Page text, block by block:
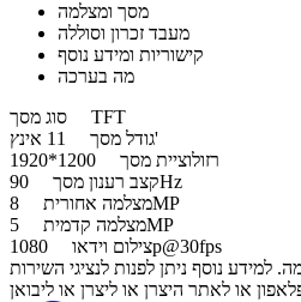
מסך ומצלמה
מעבד זכרון וסוללה
קישוריות ומידע נוסף
מה בערכה
סוג מסך TFT
גודל מסך11 אינץ'
רזולוציית מסך
קצב רענון מסך90Hz
מצלמה אחורית8MP
מצלמה קדמית5MP
צילום וידאו1080p@30fps
נוסף ניתן לפנות לנציגי השירות